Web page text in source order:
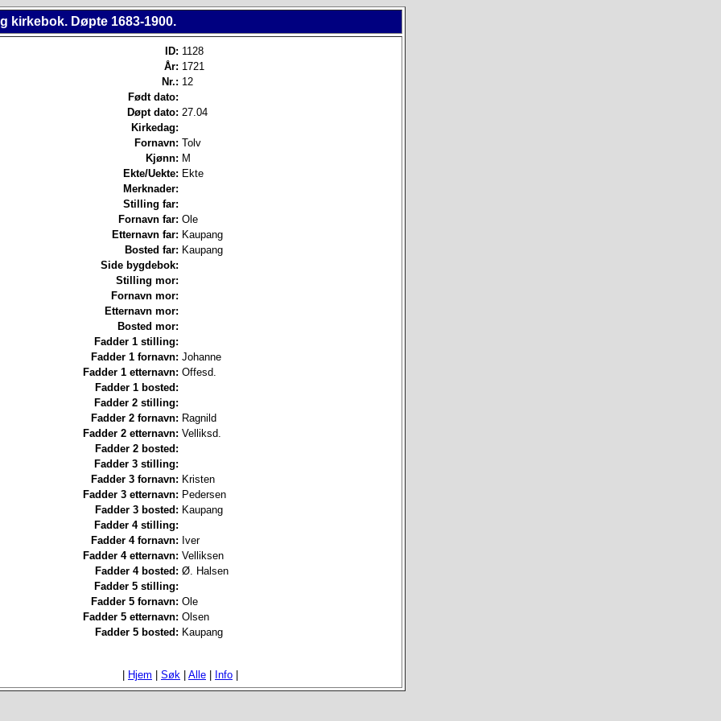
kirkebok. Døpte 1683-1900.
ID: 1128
År: 1721
Nr.: 12
Født dato:
Døpt dato: 27.04
Kirkedag:
Fornavn: Tolv
Kjønn: M
Ekte/Uekte: Ekte
Merknader:
Stilling far:
Fornavn far: Ole
Etternavn far: Kaupang
Bosted far: Kaupang
Side bygdebok:
Stilling mor:
Fornavn mor:
Etternavn mor:
Bosted mor:
Fadder 1 stilling:
Fadder 1 fornavn: Johanne
Fadder 1 etternavn: Offesd.
Fadder 1 bosted:
Fadder 2 stilling:
Fadder 2 fornavn: Ragnild
Fadder 2 etternavn: Velliksd.
Fadder 2 bosted:
Fadder 3 stilling:
Fadder 3 fornavn: Kristen
Fadder 3 etternavn: Pedersen
Fadder 3 bosted: Kaupang
Fadder 4 stilling:
Fadder 4 fornavn: Iver
Fadder 4 etternavn: Velliksen
Fadder 4 bosted: Ø. Halsen
Fadder 5 stilling:
Fadder 5 fornavn: Ole
Fadder 5 etternavn: Olsen
Fadder 5 bosted: Kaupang
Hjem Søk Alle Info